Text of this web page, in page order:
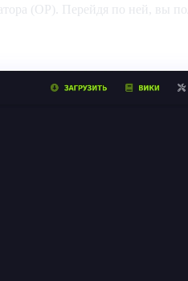
(OP). Перейдя по ней, вы